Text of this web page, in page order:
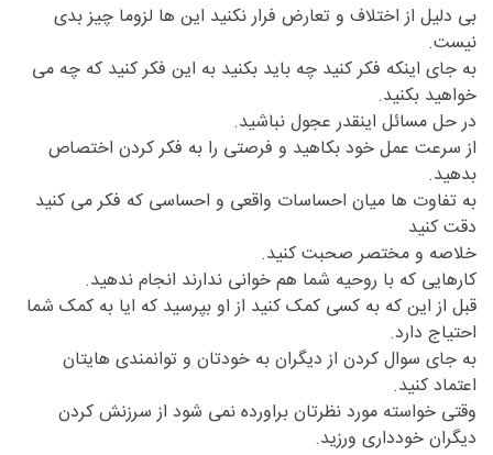
بی دلیل از اختلاف و تعارض فرار نکنید این ها لزوما چیز بدی
نیست.
به جای اینکه فکر کنید چه باید بکنید به این فکر کنید که چه می
خواهید بکنید.
در حل مسائل اینقدر عجول نباشید.
از سرعت عمل خود بکاهید و فرصتی را به فکر کردن اختصاص
بدهید.
به تفاوت ها میان احساسات واقعی و احساسی که فکر می کنید
دقت کنید
خلاصه و مختصر صحبت کنید.
کارهایی که با روحیه شما هم خوانی ندارند انجام ندهید.
قبل از این که به کسی کمک کنید از او بپرسید که ایا به کمک شما
احتیاج دارد.
به جای سوال کردن از دیگران به خودتان و توانمندی هایتان
اعتماد کنید.
وقتی خواسته مورد نظرتان براورده نمی شود از سرزنش کردن
دیگران خودداری ورزید.